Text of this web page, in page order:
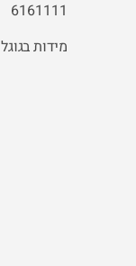
6161111
מידות בגוגל